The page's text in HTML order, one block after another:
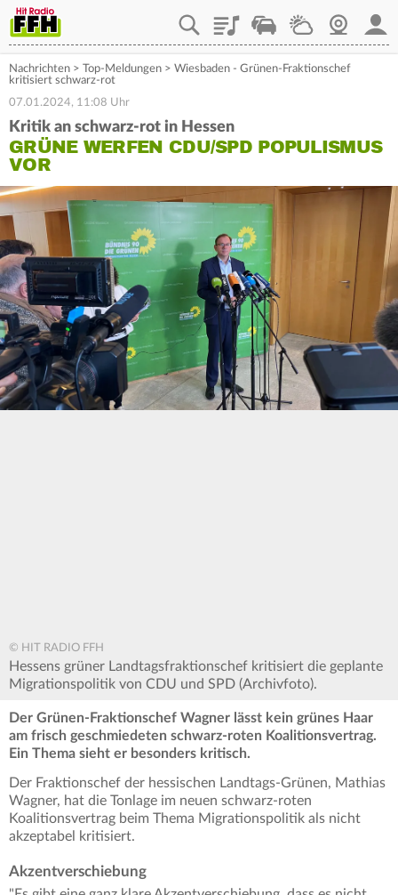
PlaylistStaupilotWetterWebcam
Nachrichten > Top-Meldungen > Wiesbaden - Grünen-Fraktionschef
kritisiert schwarz-rot
07.01.2024, 11:08 Uhr
Kritik an schwarz-rot in Hessen
GRÜNE WERFEN CDU/SPD POPULISMUS
VOR
© HIT RADIO FFH
Hessens grüner Landtagsfraktionschef kritisiert die geplante
Migrationspolitik von CDU und SPD (Archivfoto).
Der Grünen-Fraktionschef Wagner lässt kein grünes Haar
am frisch geschmiedeten schwarz-roten Koalitionsvertrag.
Ein Thema sieht er besonders kritisch.
Der Fraktionschef der hessischen Landtags-Grünen, Mathias
Wagner, hat die Tonlage im neuen schwarz-roten
Koalitionsvertrag beim Thema Migrationspolitik als nicht
akzeptabel kritisiert.
Akzentverschiebung